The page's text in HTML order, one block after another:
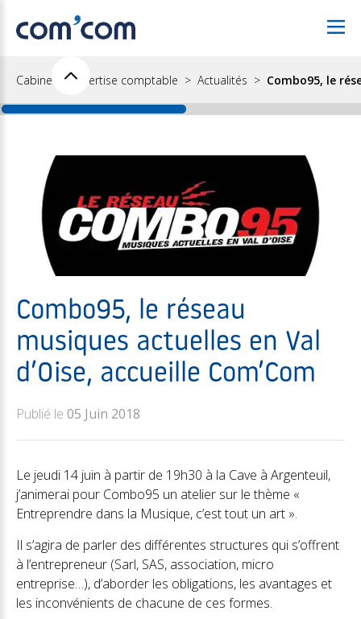
Cabinet d'expertise comptable Actualités Combo95, le
Combo95, le réseau
musiques actuelles en Val
d’Oise, accueille Com’Com
Publié le 05 Juin 2018
Le jeudi 14 juin à partir de 19h30 à la Cave à Argenteuil,
j’animerai pour Combo95 un atelier sur le thème «
Entreprendre dans la Musique, c’est tout un art ».
Il s’agira de parler des différentes structures qui s’offrent
à l’entrepreneur (Sarl, SAS, association, micro
entreprise…), d’aborder les obligations, les avantages et
les inconvénients de chacune de ces formes.